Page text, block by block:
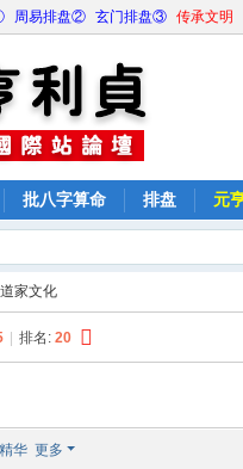
周易排盘② 玄门排盘③ 传承文
批八字算命 排盘 元
道家文化
排名: 20
精华 更多